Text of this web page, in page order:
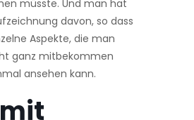
müsste. Und man hat
davon, so dass
Aspekte, die man
ganz mitbekommen
an­sehen kann.